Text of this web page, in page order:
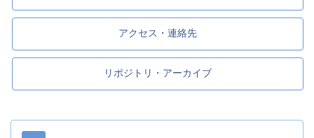
アクセス・連絡先
リポジトリ・アーカイブ